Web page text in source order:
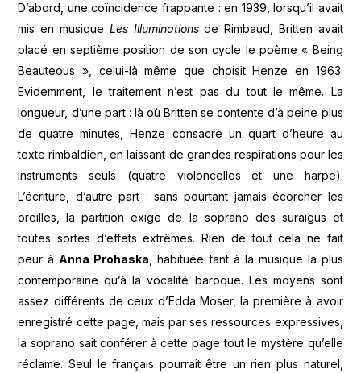
D’abord, une coïncidence frappante : en 1939, lorsqu’il avait
mis en musique Les Illuminationsde Rimbaud, Britten avait
placé en septième position de son cycle le poème « Being
Beauteous », celui-là même que choisit Henze en 1963.
Evidemment, le traitement n’est pas du tout le même. La
longueur, d’une part : là où Britten se contente d’à peine plus
de quatre minutes, Henze consacre un quart d’heure au
texte rimbaldien, en laissant de grandes respirations pour les
instruments seuls (quatre violoncelles et une harpe).
L’écriture, d’autre part : sans pourtant jamais écorcher les
oreilles, la partition exige de la soprano des suraigus et
toutes sortes d’effets extrêmes. Rien de tout cela ne fait
peur à Anna Prohaska, habituée tant à la musique la plus
contemporaine qu’à la vocalité baroque. Les moyens sont
assez différents de ceux d’Edda Moser, la première à avoir
enregistré cette page, mais par ses ressources expressives,
la soprano sait conférer à cette page tout le mystère qu’elle
réclame. Seul le français pourrait être un rien plus naturel,